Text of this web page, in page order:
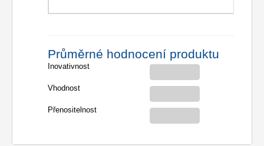
Průměrné hodnocení produktu
Inovativnost
Vhodnost
Přenositelnost